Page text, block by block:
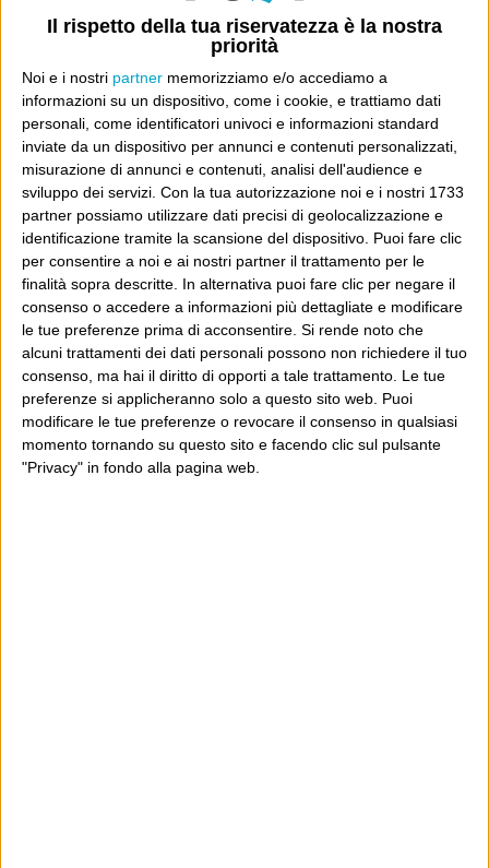
Il rispetto della tua riservatezza è la nostra
priorità
Noi e i nostri partner memorizziamo e/o accediamo a
informazioni su un dispositivo, come i cookie, e trattiamo dati
personali, come identificatori univoci e informazioni standard
inviate da un dispositivo per annunci e contenuti personalizzati,
misurazione di annunci e contenuti, analisi dell'audience e
sviluppo dei servizi. Con la tua autorizzazione noi e i nostri 1733
partner possiamo utilizzare dati precisi di geolocalizzazione e
identificazione tramite la scansione del dispositivo. Puoi fare clic
per consentire a noi e ai nostri partner il trattamento per le
finalità sopra descritte. In alternativa puoi fare clic per negare il
consenso o accedere a informazioni più dettagliate e modificare
le tue preferenze prima di acconsentire. Si rende noto che
alcuni trattamenti dei dati personali possono non richiedere il tuo
consenso, ma hai il diritto di opporti a tale trattamento. Le tue
preferenze si applicheranno solo a questo sito web. Puoi
modificare le tue preferenze o revocare il consenso in qualsiasi
momento tornando su questo sito e facendo clic sul pulsante
"Privacy" in fondo alla pagina web.
POST PRECEDENTE
Villages, beautiful, countryside…
POST SUCCESSIVO
Disturbi
E per i regali di Natale